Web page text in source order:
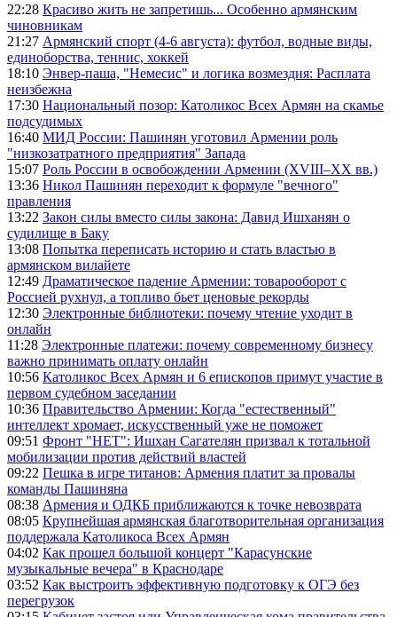
22:28 Красиво жить не запретишь... Особенно армянским
чиновникам
21:27 Армянский спорт (4-6 августа): футбол, водные виды,
единоборства, теннис, хоккей
18:10 Энвер-паша, "Немесис" и логика возмездия: Расплата
неизбежна
17:30 Национальный позор: Католикос Всех Армян на скамье
подсудимых
16:40 МИД России: Пашинян уготовил Армении роль
"низкозатратного предприятия" Запада
15:07 Роль России в освобождении Армении (XVIII–XX вв.)
13:36 Никол Пашинян переходит к формуле "вечного"
правления
13:22 Закон силы вместо силы закона: Давид Ишханян о
судилище в Баку
13:08 Попытка переписать историю и стать властью в
армянском вилайете
12:49 Драматическое падение Армении: товарооборот с
Россией рухнул, а топливо бьет ценовые рекорды
12:30 Электронные библиотеки: почему чтение уходит в
онлайн
11:28 Электронные платежи: почему современному бизнесу
важно принимать оплату онлайн
10:56 Католикос Всех Армян и 6 епископов примут участие в
первом судебном заседании
10:36 Правительство Армении: Когда "естественный"
интеллект хромает, искусственный уже не поможет
09:51 Фронт "НЕТ": Ишхан Сагателян призвал к тотальной
мобилизации против действий властей
09:22 Пешка в игре титанов: Армения платит за провалы
команды Пашиняна
08:38 Армения и ОДКБ приближаются к точке невозврата
08:05 Крупнейшая армянская благотворительная организация
поддержала Католикоса Всех Армян
04:02 Как прошел большой концерт "Карасунские
музыкальные вечера" в Краснодаре
03:52 Как выстроить эффективную подготовку к ОГЭ без
перегрузок